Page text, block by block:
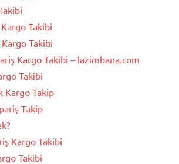
Takibi
Kargo Takibi
Kargo Takibi – lazimbana.com
Takibi
Kargo Takip
Takip
Kargo Takibi
Takibi